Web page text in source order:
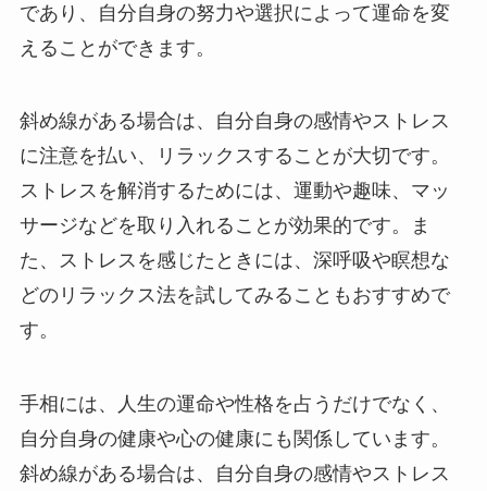
であり、自分自身の努力や選択によって運命を変
えることができます。
斜め線がある場合は、自分自身の感情やストレス
に注意を払い、リラックスすることが大切です。
ストレスを解消するためには、運動や趣味、マッ
サージなどを取り入れることが効果的です。ま
た、ストレスを感じたときには、深呼吸や瞑想な
どのリラックス法を試してみることもおすすめで
す。
手相には、人生の運命や性格を占うだけでなく、
自分自身の健康や心の健康にも関係しています。
斜め線がある場合は、自分自身の感情やストレス